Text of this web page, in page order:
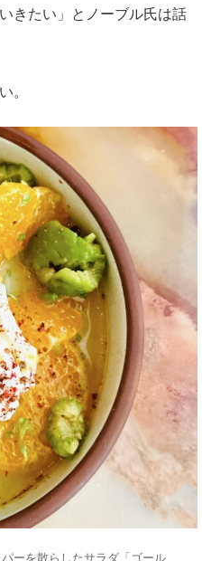
きたい」とノーブル氏は話
。
ーを散らしたサラダ「ゴール